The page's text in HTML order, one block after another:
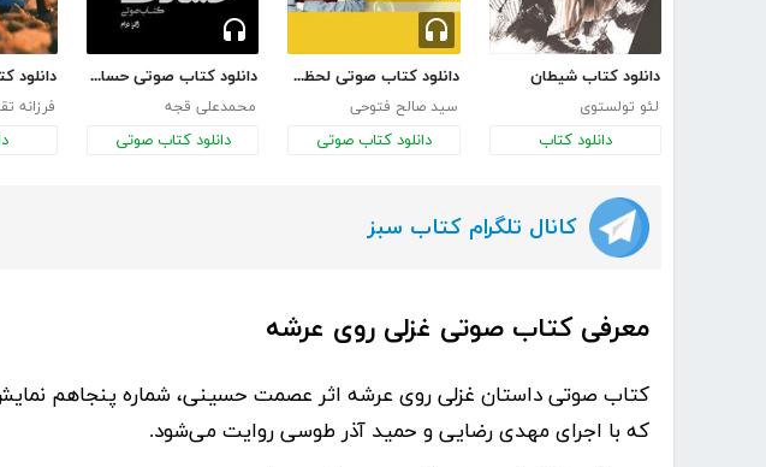
دانلود کتاب شیطان
لئو تولستوی
دانلود کتاب
دانلود کتاب صوتی لحظه‌ای برای زندگی
سید صالح فتوحی
دانلود کتاب صوتی
دانلود کتاب صوتی حسادت
محمدعلی قجه
دانلود کتاب صوتی
فرزانه
کانال تلگرام کتاب سبز
معرفی کتاب صوتی غزلی روی عرشه
کتاب صوتی داستان غزلی روی عرشه اثر عصمت حسینی، شماره پنجاهم
که با اجرای مهدی رضایی و حمید آذر طوسی روایت می‌شود.